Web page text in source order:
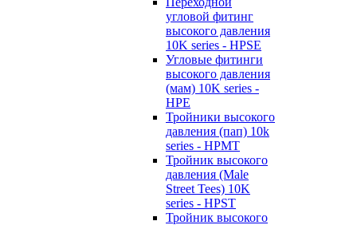
угловой фитинг
высокого давления
10K series - HPSE
Угловые фитинги
высокого давления
(мам) 10K series -
HPE
Тройники высокого
давления (пап) 10k
series - HPMT
Тройник высокого
давления (Male
Street Tees) 10K
series - HPST
Тройник высокого